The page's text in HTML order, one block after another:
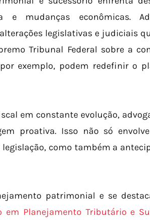
e mudanças econômicas.
legislativas e judiciais
Tribunal Federal sobre a
exemplo, podem redefinir o
em constante evolução,
proativa. Isso não só
como também a
patrimonial e se
em Planejamento Tributário e